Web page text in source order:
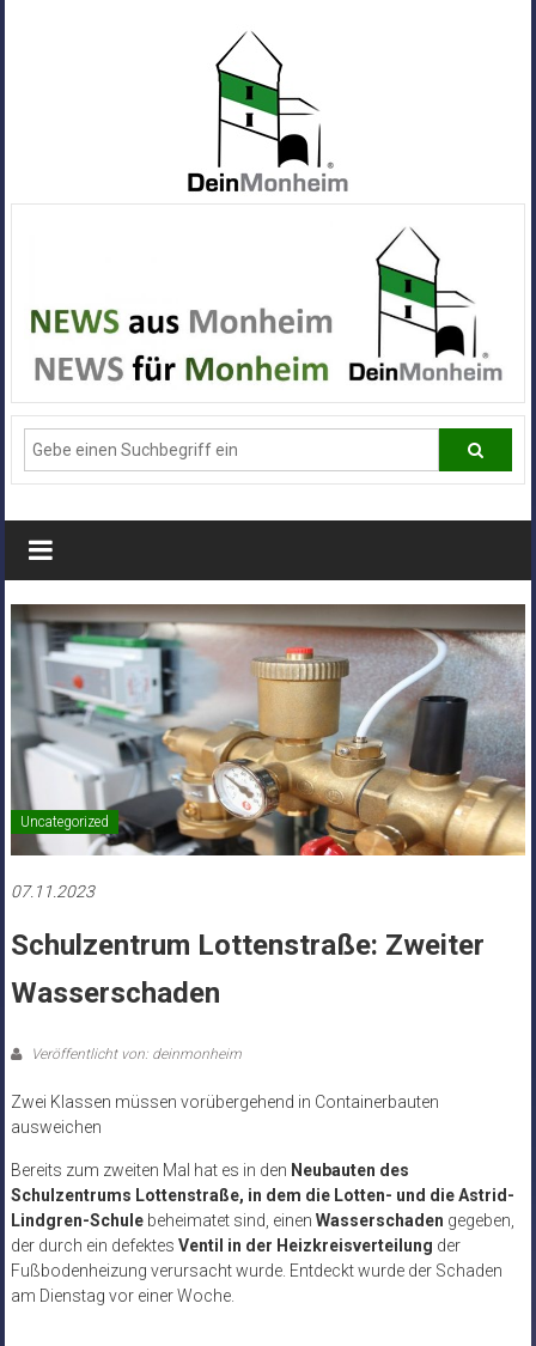
Alle
News
aus
Deiner
Stadt
Monheim
Uncategorized
07.11.2023
Schulzentrum Lottenstraße: Zweiter
Wasserschaden
Veröffentlicht von: deinmonheim
Zwei Klassen müssen vorübergehend in Containerbauten
ausweichen
Bereits zum zweiten Mal hat es in den Neubauten des
Schulzentrums Lottenstraße, in dem die Lotten- und die Astrid-
Lindgren-Schulebeheimatet sind, einen Wasserschaden gegeben,
der durch ein defektes Ventil in der Heizkreisverteilung der
Fußbodenheizung verursacht wurde. Entdeckt wurde der Schaden
am Dienstag vor einer Woche.